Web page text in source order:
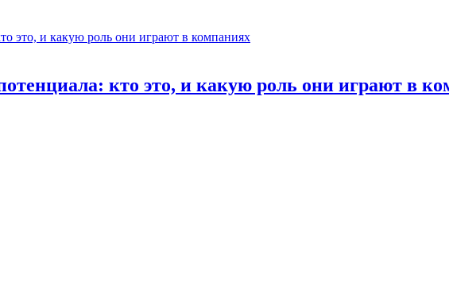
кто это, и какую роль они играют в